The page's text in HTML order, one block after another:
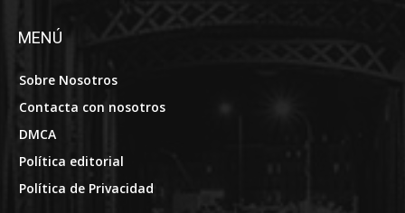
MENÚ
Sobre Nosotros
Contacta con nosotros
DMCA
Política editorial
Política de Privacidad